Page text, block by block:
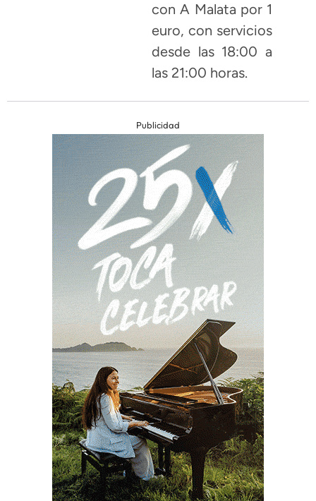
con A Malata por 1
euro, con servicios
desde las 18:00 a
las 21:00 horas.
Publicidad